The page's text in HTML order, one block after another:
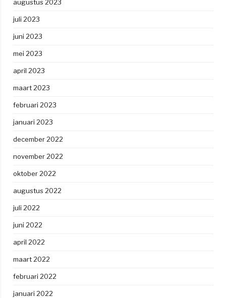
augustus 2023
juli 2023
juni 2023
mei 2023
april 2023
maart 2023
februari 2023
januari 2023
december 2022
november 2022
oktober 2022
augustus 2022
juli 2022
juni 2022
april 2022
maart 2022
februari 2022
januari 2022